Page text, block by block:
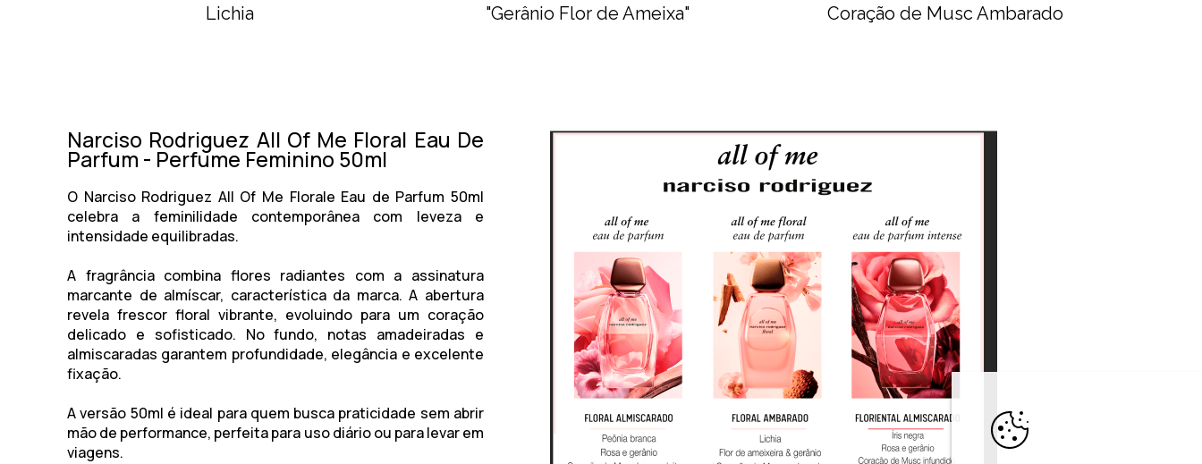
Lichia "Gerânio Flor de Ameixa" Coração de Musc Ambarado
Narciso Rodriguez All Of Me Floral Eau De
Parfum - Perfume Feminino 50ml
O Narciso Rodriguez All Of Me Florale Eau de Parfum 50ml
celebra a feminilidade contemporânea com leveza e
intensidade equilibradas.
A fragrância combina flores radiantes com a assinatura
marcante de almíscar, característica da marca. A abertura
revela frescor floral vibrante, evoluindo para um coração
delicado e sofisticado. No fundo, notas amadeiradas e
almiscaradas garantem profundidade, elegância e excelente
fixação.
A versão 50ml é ideal para quem busca praticidade sem abrir
mão de performance, perfeita para uso diário ou para levar em
viagens.